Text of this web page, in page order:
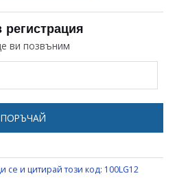
ви позвъним
ПОРЪЧАЙ
и цитирай този код: 100LG12